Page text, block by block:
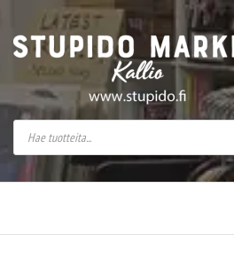
Stupido Market –